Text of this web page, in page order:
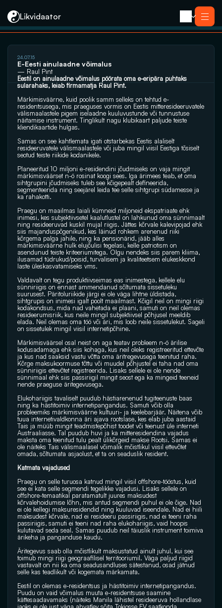
Likvidaator
Teenused
Likvideerimine koos müügiga
Likvideerimine
Saneerimine
Pankrotimenetlus
E-residendi ettevõtte sulgemine
Kontakt
24.07.15
E-Eesti ainulaadne võimalus
— Raul Pint
Eestil on ainulaadne võimalus pöörata oma e-eripära puhtaks
sularahaks, leiab firmamatja Raul Pint.
Märkimisväärne, kuid poolik samm selleks on tehtud e-
residentsusega, mis praeguses vormis on Eestis mitteresideeruvatele
välismaalastele pigem iselaadne kuuluvustunde või tunnustuse
näitamise instrument. Tinglikult nagu klubikaart paljude teiste
kliendikaartide hulgas.
Samas on see kahtlemata igati otstarbekas Eestis alaliselt
resideeruvatele välismaalastele või juba mingil viisil Eestiga tõsiselt
seotud teiste riikide kodanikele.
Planeeritud 10 miljoni e-residendini jõudmiseks on vaja mingit
märkimisväärset n-ö rosinat koogi sees. Iga ärimees teab, et oma
sihtgrupini jõudmiseks tuleb see kõigepealt defineerida,
segmenteerida ning seejärel leida tee selle sihtgrupi südamesse ja
ka rahakotti.
Praegu on maailmas laiali kümneid miljoneid ekspatriaate ehk
inimesi, kes subjektiivsetel kaalutlustel on lahkunud oma sünnimaalt
ning resideeruvad kuskil mujal riigis. Jättes kõrvale kalevipojad ehk
siis majanduspõgenikud, kes läinud rohkem arenenud riiki
kõrgema palga jahile, ning ka pensionärid, jääb alles
märkimisväärne hulk elujõulisi tegelasi, kelle patriotism on
asendunud teiste kriteeriumitega. Olgu nendeks siis parem kliima,
ilusamad tüdrukud/poisid, turvalisem ja kvaliteetsem elukeskkond
laste üleskasvatamiseks vms.
Valdavalt on tegu produktiivseimas eas inimestega, kellele elu
sünniriigis on ennast ammendanud sõltumata sissetuleku
suurusest. Päritoluriikide järgi ei ole väga lihtne üldistada,
sihtgrupis on inimesi igalt poolt maailmast. Kõigil neil on mingi riigi
kodakondsus, mida nad vahetada ei plaani, samuti on neil olemas
resideerumisriik, kus neile mingil subjektiivsel põhjusel meeldib
elada. Neil olemas oma töö või äri, mis loob neile sissetulekut. Sageli
on sissetulek mingil viisil internetipõhine.
Märkimisväärsel osal neist on aga teatav probleem n-ö ärilise
kodusadamaga ehk siis kohaga, kus neil oleks registreeritud ettevõte
ja kus nad saaksid vastu võtta oma äritregevusega teenitud raha.
Kõrge maksukoormuse tõttu või muudel põhjustel ei taha nad oma
sünniriigis ettevõtet registreerida. Lisaks sellele ei ole nende
sünnimaal ehk siis passiriigil mingit seost ega ka mingeid teeneid
nende praeguse äritegevusega.
Elukohariigis tavaliselt puudub hästiarenenud tugiteenuste baas
ning ka hästitoimiv internetipangandus. Samuti võib olla
probleemiks märkimisväärne kultuuri- ja keelebarjäär. Näitena võib
tuua internetivaldkonna äri ajava rootslase, kes elab juba aastaid
Tais ja müüb mingit teadmistepõhist toodet või teenust üle interneti
Austraaliasse. Tal puudub huvi ja ka mitteresidendina vajadus
maksta oma teenitud tulu pealt ülikõrgeid makse Rootsi. Samas ei
ole näiteks Tais välismaalasel võimalik mõistlikul viisil ettevõtet
omada, sõltumata asjaolust, et ta on seaduslik resident.
Katmata vajadused
Praegu on selle turuosa katnud mingil viisil offshore-tööstus, kuid
see ei kata selle segmendi tegelikke vajadusi. Lisaks sellele on
offshore-temaatikal paratamatult juures maksudest
kõrvalehoidumise lõhn, mis antud segmendi puhul ei ole õige. Nad
ei ole kellegi maksuresidendid ning kuuluvad iseendale. Nad ei hiili
maksudest kõrvale, nad ei resideeru passiriigis, nad ei teeni raha
passiriigis, samuti ei teeni nad raha elukohariigis, vaid hoopis
kulutavad seda seal. Samas puudub neil täiuslik instrument toimiva
ärikeha ja panganduse kaudu.
Äritegevus saab olla mõistlikult maksustatud ainult juhul, kui see
toimub mingi riigi geograafilisel territooriumil. Väga paljud riigid
vastavalt on nii ka oma seadusandluses sätestanud, osad jätnud
selle kas teadlikult või kogemata märkamata.
Eestil on olemas e-residentsus ja hästitoimiv internetipangandus.
Puudu on vaid võimalus muuta e-residentsuse saamine
kättesaadavamaks (näiteks Manila lähistel resideeruva hollandlase